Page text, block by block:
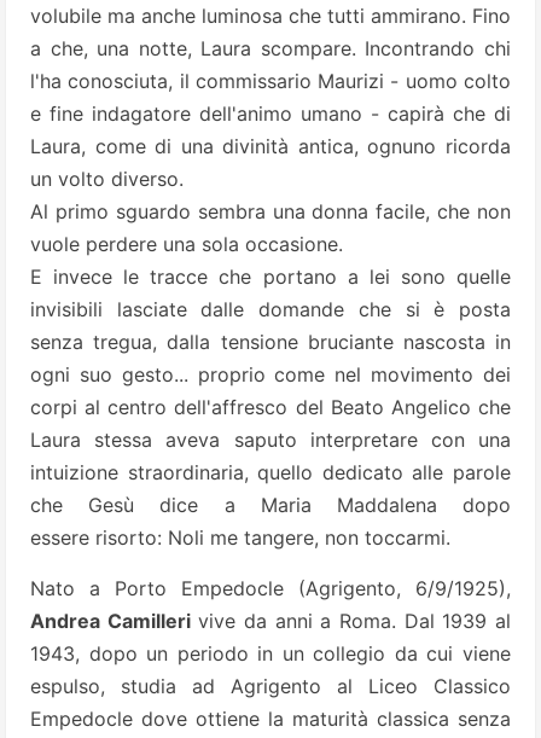
volubile ma anche luminosa che tutti ammirano. Fino
a che, una notte, Laura scompare. Incontrando chi
l'ha conosciuta, il commissario Maurizi - uomo colto
e fine indagatore dell'animo umano - capirà che di
Laura, come di una divinità antica, ognuno ricorda
un volto diverso.
Al primo sguardo sembra una donna facile, che non
vuole perdere una sola occasione.
E invece le tracce che portano a lei sono quelle
invisibili lasciate dalle domande che si è posta
senza tregua, dalla tensione bruciante nascosta in
ogni suo gesto... proprio come nel movimento dei
corpi al centro dell'affresco del Beato Angelico che
Laura stessa aveva saputo interpretare con una
intuizione straordinaria, quello dedicato alle parole
che Gesù dice a Maria Maddalena dopo
essere risorto: Noli me tangere, non toccarmi.
Nato a Porto Empedocle (Agrigento, 6/9/1925),
Andrea Camillerivive da anni a Roma. Dal 1939 al
1943, dopo un periodo in un collegio da cui viene
espulso, studia ad Agrigento al Liceo Classico
Empedocle dove ottiene la maturità classica senza